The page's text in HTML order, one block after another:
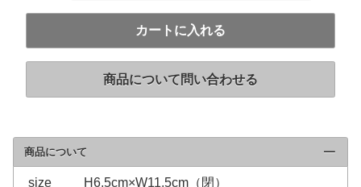
カートに入れる
商品について問い合わせる
商品について
size
H6.5cm×W11.5cm（閉）